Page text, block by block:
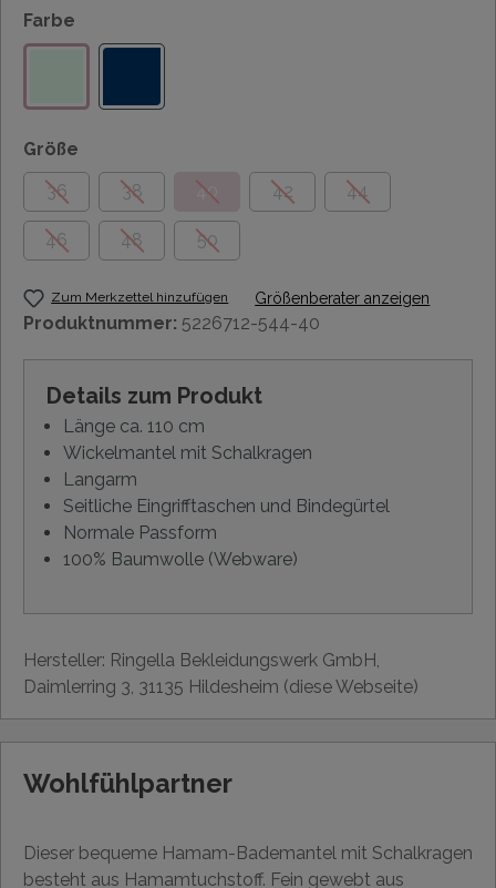
Farbe
Größe
36
38 40 42 44
46 48 50
Zum Merkzettel hinzufügen Größenberater anzeigen
Produktnummer: 5226712-544-40
Details zum Produkt
Länge ca. 110 cm
Wickelmantel mit Schalkragen
Langarm
Seitliche Eingrifftaschen und Bindegürtel
Normale Passform
100% Baumwolle (Webware)
Hersteller: Ringella Bekleidungswerk GmbH,
Daimlerring 3, 31135 Hildesheim (diese Webseite)
Wohlfühlpartner
Dieser bequeme Hamam-Bademantel mit Schalkragen
besteht aus Hamamtuchstoff. Fein gewebt aus